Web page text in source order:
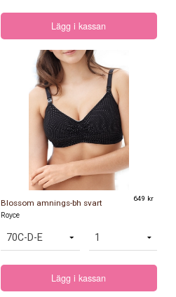
Lägg i kassan
Blossom amnings-bh svart 649 kr
Royce
Lägg i kassan